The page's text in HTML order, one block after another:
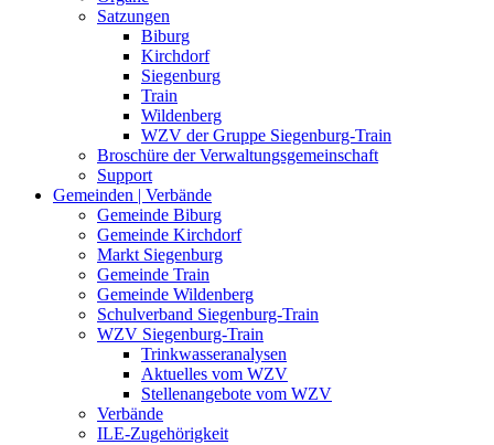
Satzungen
Biburg
Kirchdorf
Siegenburg
Train
Wildenberg
WZV der Gruppe Siegenburg-Train
Broschüre der Verwaltungsgemeinschaft
Support
Gemeinden | Verbände
Gemeinde Biburg
Gemeinde Kirchdorf
Markt Siegenburg
Gemeinde Train
Gemeinde Wildenberg
Schulverband Siegenburg-Train
WZV Siegenburg-Train
Trinkwasseranalysen
Aktuelles vom WZV
Stellenangebote vom WZV
Verbände
ILE-Zugehörigkeit